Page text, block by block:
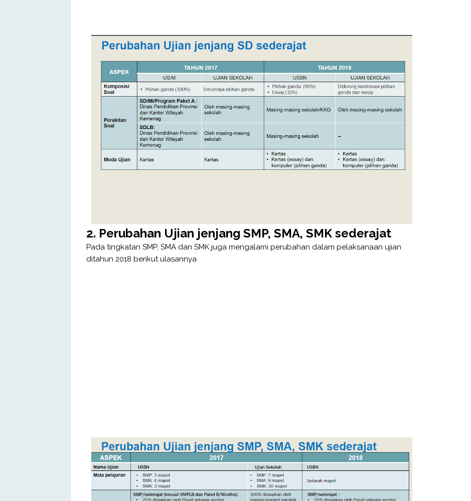
2. Perubahan Ujian jenjang SMP, SMA, SMK sederajat
Pada tingkatan SMP, SMA dan SMK juga mengalami perubahan dalam pelaksanaan ujian
ditahun 2018 berikut ulasannya